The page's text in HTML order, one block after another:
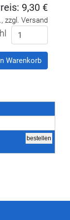
9,30 €
zzgl. Versand